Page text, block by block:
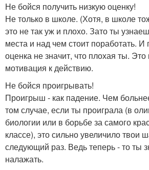
Не бойся получить низкую оценку!
Не только в школе. (Хотя, в школе
это не так уж и плохо. Зато ты
места и над чем стоит поработать. И
оценка не значит, что плохая ты.
мотивация к действию.
Не бойся проигрывать!
Проигрыш - как падение. Чем
том случае, если ты проиграла (в
биологии или в борьбе за самого
классе), это сильно увеличило твои
следующий раз. Ведь теперь - то ты
налажать.